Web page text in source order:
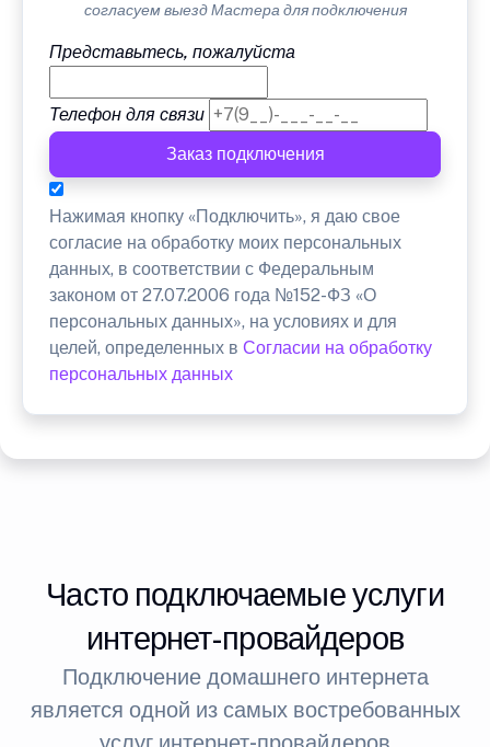
согласуем выезд Мастера для подключения
Представьтесь, пожалуйста
Телефон для связи
Заказ подключения
Нажимая кнопку «Подключить», я даю свое
согласие на обработку моих персональных
данных, в соответствии с Федеральным
законом от 27.07.2006 года №152-ФЗ «О
персональных данных», на условиях и для
целей, определенных в Согласии на обработку
персональных данных
Часто подключаемые услуги
интернет-провайдеров
Подключение домашнего интернета
является одной из самых востребованных